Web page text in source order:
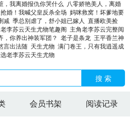
，我离婚报仇你哭什么 八零娇艳美人，离婚
婚！我喊父皇反杀全场 妈咪救窝！坏爹地要
减 季总别虐了，舒小姐已嫁人 直播欧美捡
老李苏云天生尤物笔趣阁
主角老李苏云完整阅
，你养出神装军团？ 老子是条龙 王平香兰神
言出法随 天生尤物 满门卷王，只有我逍遥成
老李苏云天生尤物
搜 索
会员书架 阅读记录